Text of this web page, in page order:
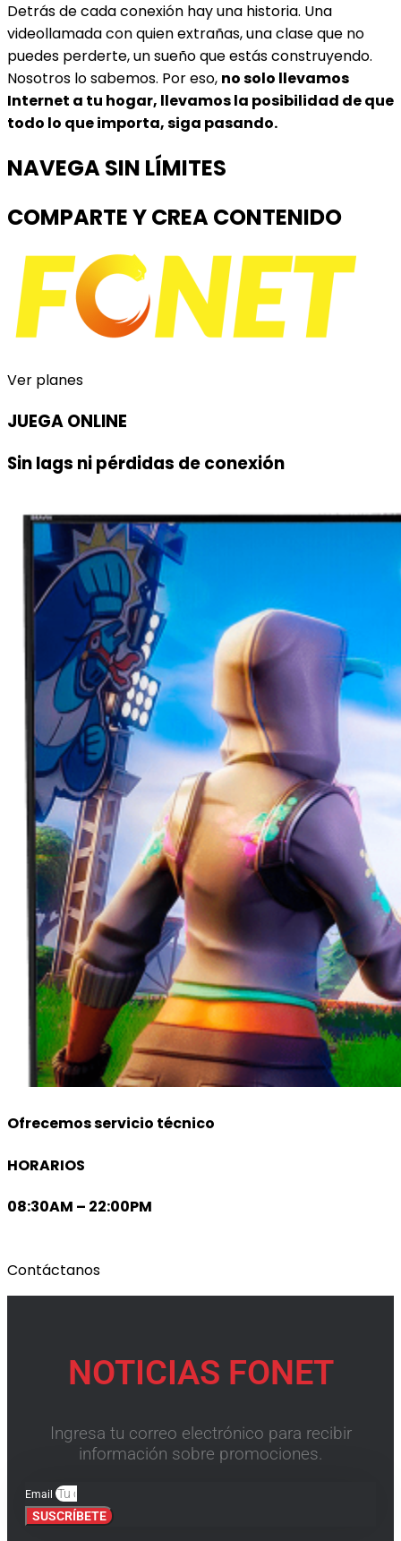
Detrás de cada conexión hay una historia. Una
videollamada con quien extrañas, una clase que no
puedes perderte, un sueño que estás construyendo.
Nosotros lo sabemos. Por eso, no solo llevamos
Internet a tu hogar, llevamos la posibilidad de que
todo lo que importa, siga pasando.
NAVEGA SIN LÍMITES
COMPARTE Y CREA CONTENIDO
Ver planes
JUEGA ONLINE
Sin lags ni pérdidas de conexión
Ofrecemos servicio técnico
HORARIOS
08:30AM – 22:00PM
Contáctanos
NOTICIAS FONET
Ingresa tu correo electrónico para recibir
información sobre promociones.
Email
SUSCRÍBETE